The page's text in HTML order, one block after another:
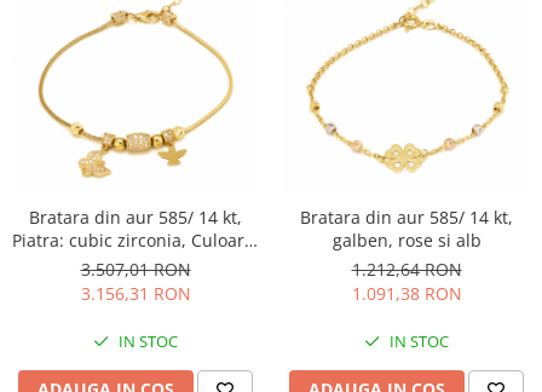
Bratara din aur 585/ 14 kt,
Piatra: cubic zirconia, Culoare:
transparenta
3.507,01 RON
3.156,31 RON
IN STOC
Bratara din aur 585/ 14 kt,
galben, rose si alb
1.212,64 RON
1.091,38 RON
IN STOC